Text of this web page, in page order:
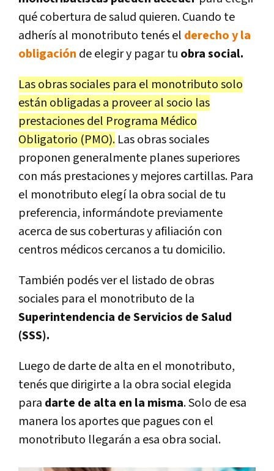
qué cobertura de salud quieren. Cuando te
adherís al monotributo tenés el derecho y la
obligación de elegir y pagar tu obra social.
Las obras sociales para el monotributo solo
están obligadas a proveer al socio las
prestaciones del Programa Médico
Obligatorio (PMO). Las obras sociales
proponen generalmente planes superiores
con más prestaciones y mejores cartillas. Para
el monotributo elegí la obra social de tu
preferencia, informándote previamente
acerca de sus coberturas y afiliación con
centros médicos cercanos a tu domicilio.
También podés ver el listado de obras
sociales para el monotributo de la
Superintendencia de Servicios de Salud
(SSS).
Luego de darte de alta en el monotributo,
tenés que dirigirte a la obra social elegida
para darte de alta en la misma. Solo de esa
manera los aportes que pagues con el
monotributo llegarán a esa obra social.